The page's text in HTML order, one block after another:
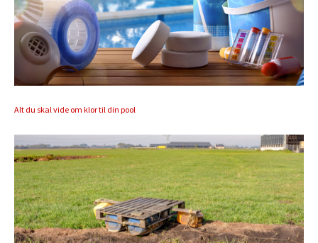
Alt du skal vide om klor til din pool